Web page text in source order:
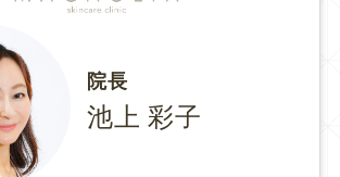
院長
池上 彩子